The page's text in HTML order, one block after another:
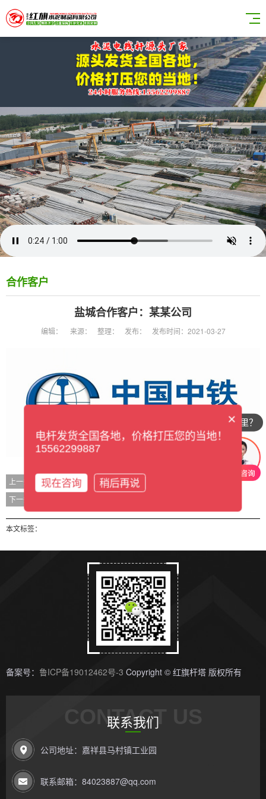
合作客户
盐城合作客户：某某公司
编辑： 来源： 整理： 发布： 发布时间：2021-03-27
上一条 盐城合作客户：某某公司
下一条
本文标签：
备案号： 鲁ICP备19012462号-3 Copyright © 红旗杆塔 版权所有
CONTACT US
联系我们
公司地址：嘉祥县马村镇工业园
联系邮箱：84023887@qq.com
你们公司在哪里？
×
电杆发货全国各地，价格打压您的当地！
15562299887
现在咨询 稍后再说